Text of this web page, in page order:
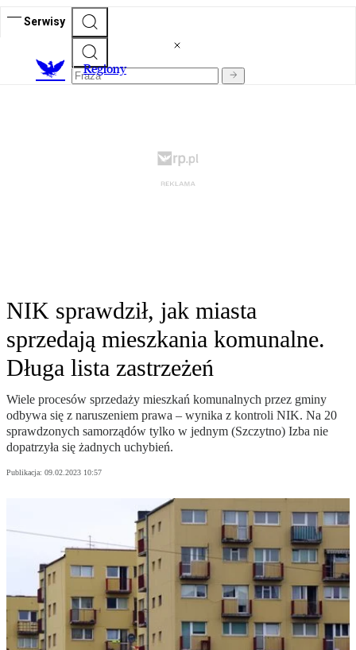
Serwisy
Regiony
NIK sprawdził, jak miasta
sprzedają mieszkania komunalne.
Długa lista zastrzeżeń
Wiele procesów sprzedaży mieszkań komunalnych przez gminy
odbywa się z naruszeniem prawa – wynika z kontroli NIK. Na 20
sprawdzonych samorządów tylko w jednym (Szczytno) Izba nie
dopatrzyła się żadnych uchybień.
Publikacja: 09.02.2023 10:57